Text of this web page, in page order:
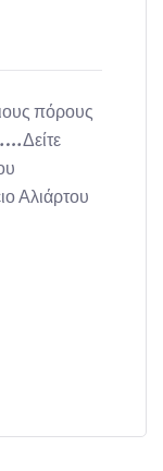
πόρους
Αλιάρτου